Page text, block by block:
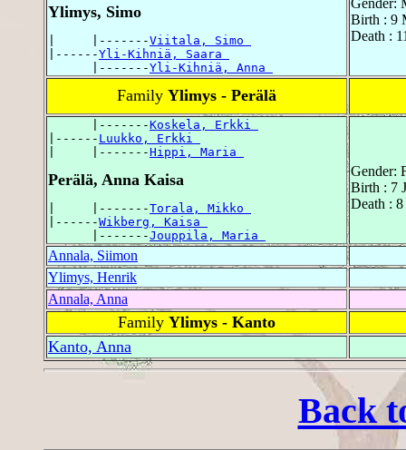
Ylimys, Simo
|     |-------Viitala, Simo
|------Yli-Kihniä, Saara
      |-------
Yli-Kihniä, Anna
Gender:
Birth : 9
Death :
Family Ylimys - Perälä
      |-------
Koskela, Erkki
|------ Luukko, Erkki
|     |-------Hippi, Maria
Perälä, Anna Kaisa
|     |-------Torala, Mikko
|------Wikberg, Kaisa
      |-------
Jouppila, Maria
Gender:
Birth : 7
Death :
Annala, Siimon
Ylimys, Henrik
Annala, Anna
Family Ylimys - Kanto
Kanto, Anna
Back